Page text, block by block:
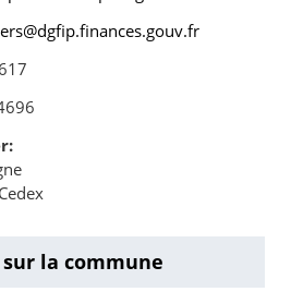
la commune